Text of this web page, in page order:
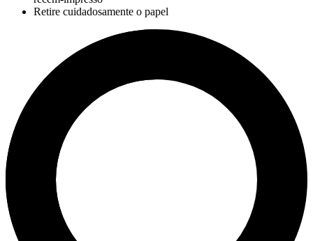
Retire cuidadosamente o papel